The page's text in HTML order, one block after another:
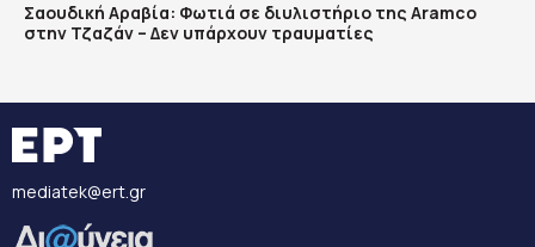
Σαουδική Αραβία: Φωτιά σε διυλιστήριο της Aramco
στην Τζαζάν – Δεν υπάρχουν τραυματίες
mediatek@ert.gr